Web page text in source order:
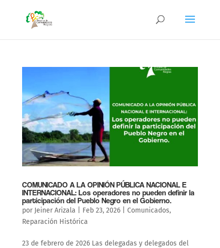
COMUNICADO A LA OPINIÓN PÚBLICA NACIONAL E
INTERNACIONAL: Los operadores no pueden definir la
participación del Pueblo Negro en el Gobierno.
por Jeiner Arizala Feb 23, 2026| Comunicados,
Reparación Histórica
23 de febrero de 2026 Las delegadas y delegados del